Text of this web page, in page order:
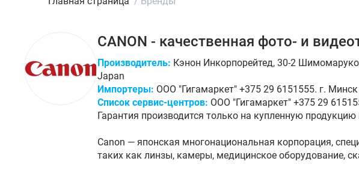
CANON - качественная фото- и
Производитель: Кэнон Инкорпорейтед, 30-2 Шимомаруко
Japan
Импортеры: ООО "Гигамаркет" +375 29 6151555. г.
Список сервис-центров: ООО "Гигамаркет" +375 29
Гарантия производится только на купленную
Canon — японская многонациональная корпорация,
таких как линзы, камеры, медицинское оборудование,